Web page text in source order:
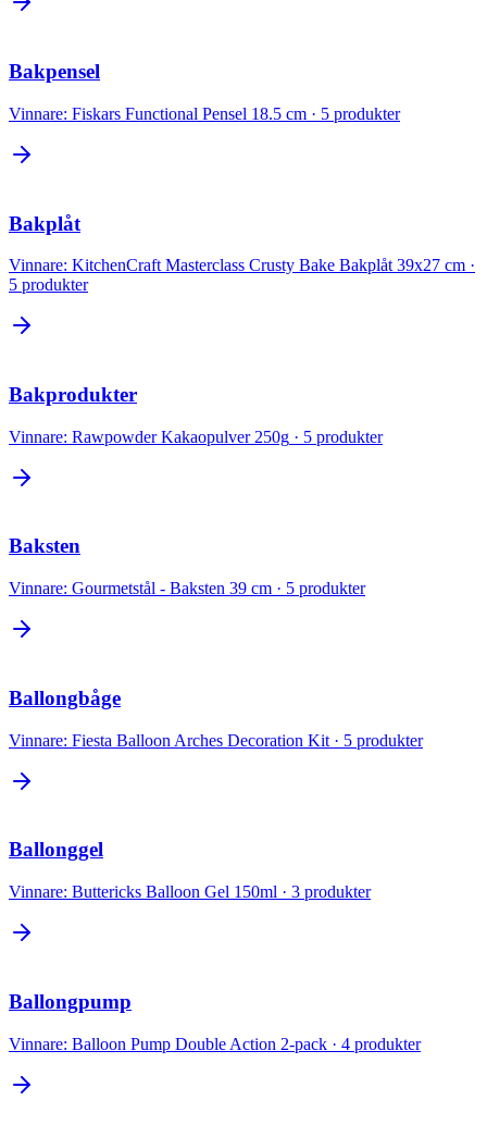
Bakpensel
Vinnare: Fiskars Functional Pensel 18.5 cm · 5 produkter
Bakplåt
Vinnare: KitchenCraft Masterclass Crusty Bake Bakplåt 39x27 cm ·
5 produkter
Bakprodukter
Vinnare: Rawpowder Kakaopulver 250g · 5 produkter
Baksten
Vinnare: Gourmetstål - Baksten 39 cm · 5 produkter
Ballongbåge
Vinnare: Fiesta Balloon Arches Decoration Kit · 5 produkter
Ballonggel
Vinnare: Buttericks Balloon Gel 150ml · 3 produkter
Ballongpump
Vinnare: Balloon Pump Double Action 2-pack · 4 produkter